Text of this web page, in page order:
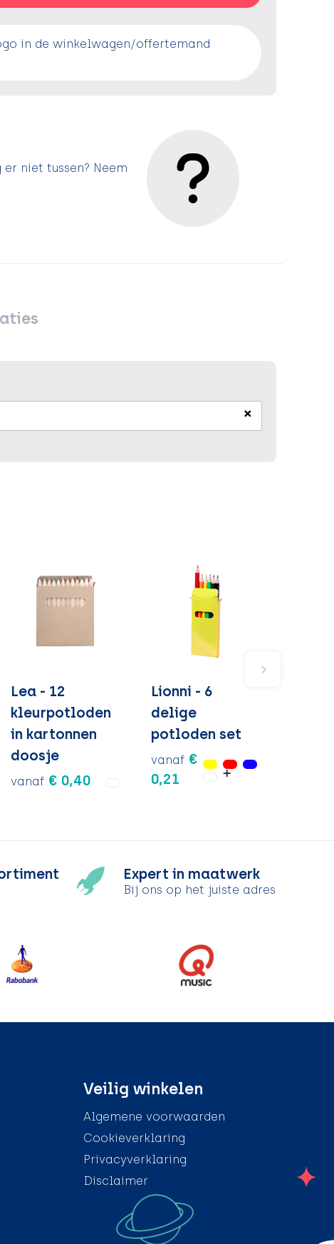
in de winkelwagen/offertemand
niet tussen? Neem
×
Lea - 12
kleurpotloden
in kartonnen
doosje
vanaf € 0,40
Lionni - 6
delige
potloden set
vanaf €
0,21
Expert in maatwerk
Bij ons op het juiste adres
Veilig winkelen
Algemene voorwaarden
Cookieverklaring
Privacyverklaring
Disclaimer